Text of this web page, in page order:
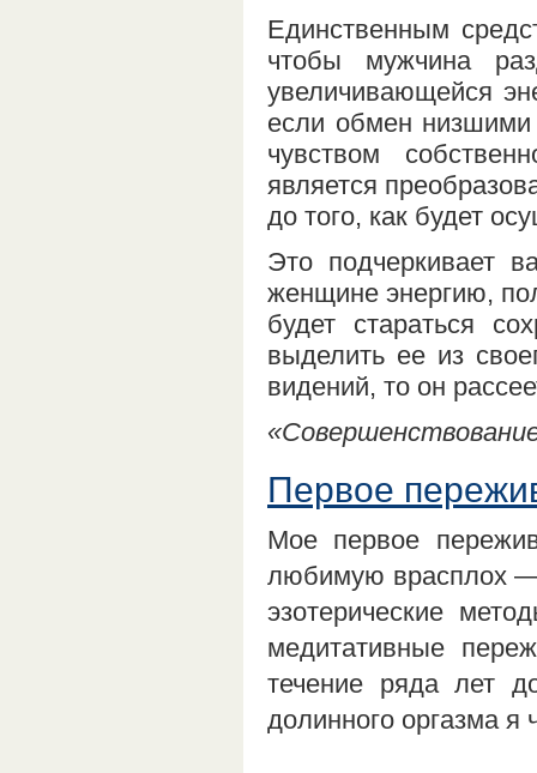
Единственным
чтобы мужчина
увеличивающейся
если обмен низшими
чувством
является
до того, как будет
Это подчеркивает
женщине энергию,
будет стараться
выделить ее из
видений, то он
Первое
Мое первое
любимую врасплох —
эзотерические
медитативные
течение ряда лет
долинного оргазма я